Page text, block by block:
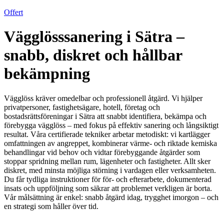
Offert
Vägglösssanering i Sätra –
snabb, diskret och hållbar
bekämpning
Vägglöss kräver omedelbar och professionell åtgärd. Vi hjälper
privatpersoner, fastighetsägare, hotell, företag och
bostadsrättsföreningar i Sätra att snabbt identifiera, bekämpa och
förebygga vägglöss – med fokus på effektiv sanering och långsiktigt
resultat. Våra certifierade tekniker arbetar metodiskt: vi kartlägger
omfattningen av angreppet, kombinerar värme- och riktade kemiska
behandlingar vid behov och vidtar förebyggande åtgärder som
stoppar spridning mellan rum, lägenheter och fastigheter. Allt sker
diskret, med minsta möjliga störning i vardagen eller verksamheten.
Du får tydliga instruktioner för för- och efterarbete, dokumenterad
insats och uppföljning som säkrar att problemet verkligen är borta.
Vår målsättning är enkel: snabb åtgärd idag, trygghet imorgon – och
en strategi som håller över tid.